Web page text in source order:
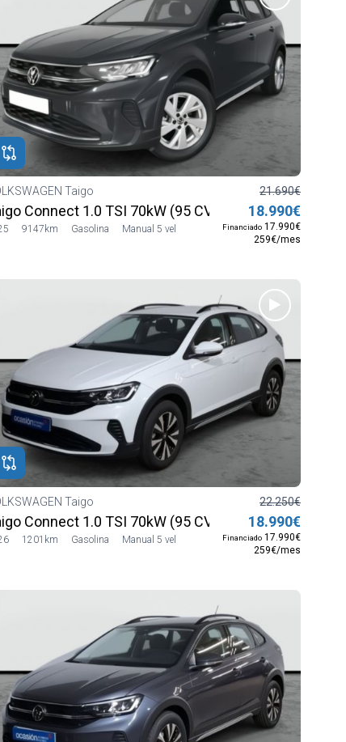
Taigo
Connect 1.0 TSI 70kW (95 CV) SG5
9147km Gasolina Manual 5 vel
21.690€
18.990€
Financiado17.990€
259€/mes
Taigo
Connect 1.0 TSI 70kW (95 CV) SG5
1201km Gasolina Manual 5 vel
22.250€
18.990€
Financiado17.990€
259€/mes